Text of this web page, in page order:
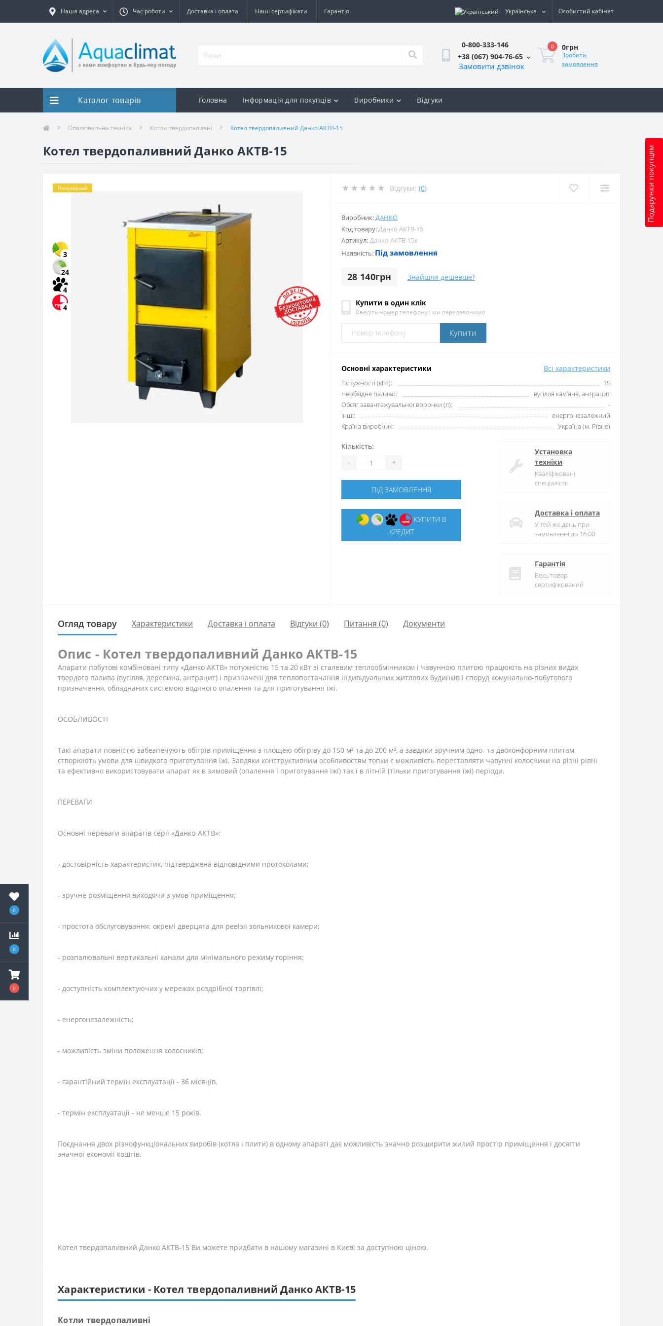
0
0
0
Наша адреса Час роботи Доставка і оплата Наші сертифікати Гарантія Українська Особистий кабінет
0-800-333-146
+38 (067) 904-76-65
Замовити дзвінок
0 0грн
Зробити
замовлення
Подарунки покупцям
Каталог товарів Головна Інформація для покупців Виробники Відгуки
Опалювальна техніка Котли твердопаливні Котел твердопаливний Данко АКТВ-15
Котел твердопаливний Данко АКТВ-15
Популярний
3
24
4
4
Відгуки: (0)
Виробник: ДАНКО
Код товару: Данко АКТВ-15
Артикул: Данко АКТВ-15к
Наявність: Під замовлення
28 140грн Знайшли дешевше?
Купити в один клік
Введіть номер телефону і ми передзвонимо
Купити
Основні характеристики Всі характеристики
Потужності (кВт):
15
Необхідне паливо:
вугілля кам’яне, антрацит
Обсяг завантажувальної воронки (л):
-
Інші:
енергонезалежний
Країна виробник:
Україна (м. Рівне)
Кількість:
- +
ПІД ЗАМОВЛЕННЯ
КУПИТИ В
КРЕДИТ
Установка
техніки
Кваліфіковані
спеціалісти
Доставка і оплата
У той же день при
замовленні до 16:00
Гарантія
Весь товар
сертифікований
Огляд товару Характеристики Доставка і оплата Відгуки (0) Питання (0) Документи
Опис - Котел твердопаливний Данко АКТВ-15
Апарати побутові комбіновані типу «Данко АКТВ» потужністю 15 та 20 кВт зі сталевим теплообмінником і чавунною плитою працюють на різних видах
твердого палива (вугілля, деревина, антрацит) і призначені для теплопостачання індивідуальних житлових будинків і споруд комунально-побутового
призначення, обладнаних системою водяного опалення та для приготування їжі.
ОСОБЛИВОСТІ
Такі апарати повністю забезпечують обігрів приміщення з площею обігріву до 150 м² та до 200 м², а завдяки зручним одно- та двоконфорним плитам
створюють умови для швидкого приготування їжі. Завдяки конструктивним особливостям топки є можливість переставляти чавунні колосники на різні рівні
та ефективно використовувати апарат як в зимовий (опалення і приготування їжі) так і в літній (тільки приготування їжі) періоди.
ПЕРЕВАГИ
Основні переваги апаратів серії «Данко-АКТВ»:
- достовірність характеристик, підтверджена відповідними протоколами;
- зручне розміщення виходячи з умов приміщення;
- простота обслуговування: окремі дверцята для ревізії зольникової камери;
- розпалювальні вертикальні канали для мінімального режиму горіння;
- доступність комплектуючих у мережах роздрібної торгівлі;
- енергонезалежність;
- можливість зміни положення колосників;
- гарантійний термін експлуатації - 36 місяців.
- термін експлуатації - не менше 15 років.
Поєднання двох різнофункціональних виробів (котла і плити) в одному апараті дає можливість значно розширити жилий простір приміщення і досягти
значної економії коштів.
Котел твердопаливний Данко АКТВ-15 Ви можете придбати в нашому магазині в Києві за доступною ціною.
Характеристики - Котел твердопаливний Данко АКТВ-15
Котли твердопаливні